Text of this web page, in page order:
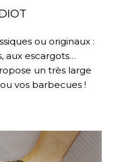
ou originaux :
aux escargots…
un très large
vos barbecues !